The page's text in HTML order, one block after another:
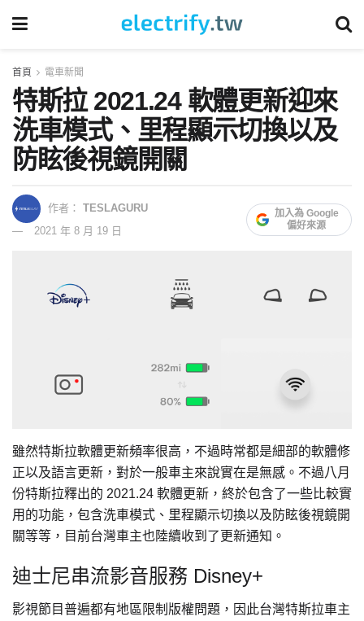
首頁 電車新聞
特斯拉 2021.24 軟體更新迎來
洗車模式、里程顯示切換以及
防眩後視鏡開關
作者： TESLAGURU
2021 年 8 月 19 日
加入為 Google
偏好來源
雖然特斯拉軟體更新頻率很高，不過時常都是細部的軟體修
正以及語言更新，對於一般車主來說實在是無感。不過八月
份特斯拉釋出的 2021.24 軟體更新，終於包含了一些比較實
用的功能，包含洗車模式、里程顯示切換以及防眩後視鏡開
關等等，目前台灣車主也陸續收到了更新通知。
迪士尼串流影音服務 Disney+
影視節目普遍都有地區限制版權問題，因此台灣特斯拉車主